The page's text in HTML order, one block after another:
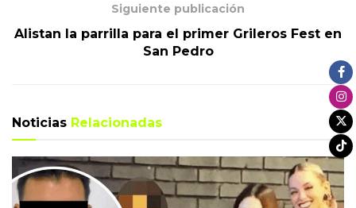
Siguiente publicación
Alistan la parrilla para el primer Grileros Fest en
San Pedro
Noticias Relacionadas